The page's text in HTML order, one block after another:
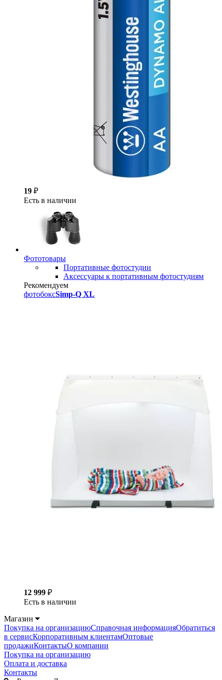
19 ₽
Есть в наличии
Фототовары
Портативные фотостудии
Аксессуары к портативным фотостудиям
Рекомендуем
фотобоксSimp-Q XL
12 999 ₽
Есть в наличии
Магазин
Покупка на организациюСправочная информацияОбратиться
в сервисКорпоративным клиентамОптовые
продажиКонтактыО компании
Покупка на организацию
Оплата и доставка
Контакты